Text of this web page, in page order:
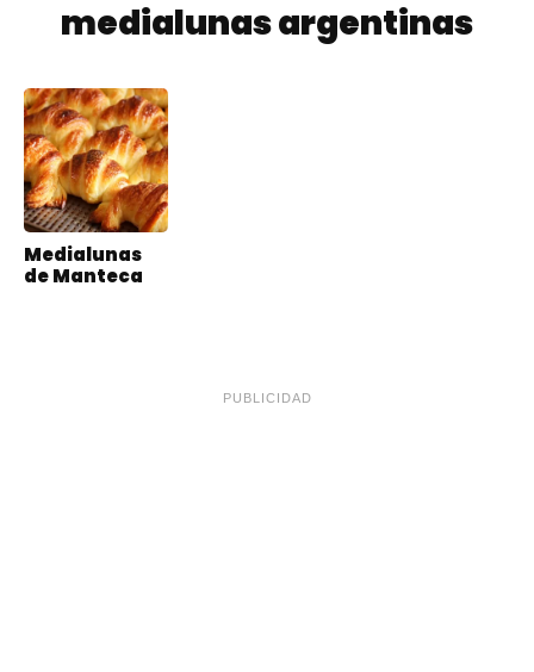
medialunas argentinas
Medialunas
de Manteca
PUBLICIDAD